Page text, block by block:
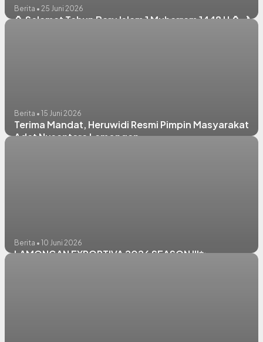
Berita • 25 Juni 2026
🏮 Selamat Tahun Baru Islam 1 Muharram 1448 H 🏮🌙
Berita • 15 Juni 2026
Terima Mandat, Heruwidi Resmi Pimpin Masyarakat
Adat Nusantara Lamongan
Berita • 10 Juni 2026
LAMONGAN EXPORTIVA 2026 SEASON III✨